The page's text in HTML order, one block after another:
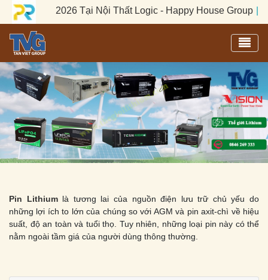
năm 2026 Tại Nội Thất Logic - Happy House Group | Khai
Pin Lithiumlà tương lai của nguồn điện lưu trữ chủ yếu do
những lợi ích to lớn của chúng so với AGM và pin axit-chì về hiệu
suất, độ an toàn và tuổi thọ. Tuy nhiên, những loại pin này có thể
nằm ngoài tầm giá của người dùng thông thường.